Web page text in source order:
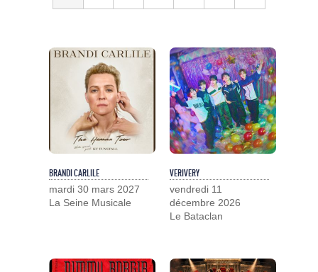
BRANDI CARLILE
mardi 30 mars 2027
La Seine Musicale
VERIVERY
vendredi 11
décembre 2026
Le Bataclan